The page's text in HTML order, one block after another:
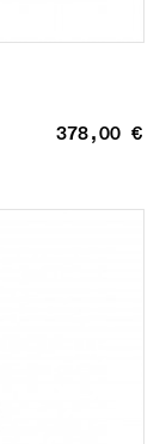
378,00 €